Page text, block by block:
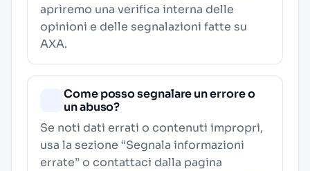
apriremo una verifica interna delle
opinioni e delle segnalazioni fatte su
AXA.
Come posso segnalare un errore o
un abuso?
Se noti dati errati o contenuti impropri,
usa la sezione “Segnala informazioni
errate” o contattaci dalla pagina